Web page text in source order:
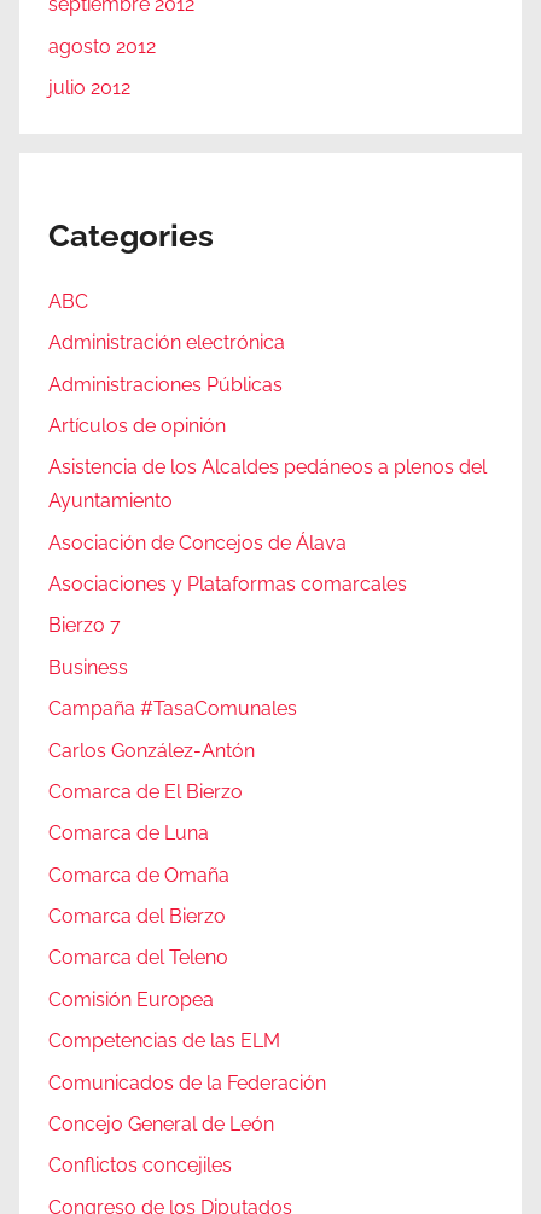
septiembre 2012
agosto 2012
julio 2012
Categories
ABC
Administración electrónica
Administraciones Públicas
Artículos de opinión
Asistencia de los Alcaldes pedáneos a plenos del
Ayuntamiento
Asociación de Concejos de Álava
Asociaciones y Plataformas comarcales
Bierzo 7
Business
Campaña #TasaComunales
Carlos González-Antón
Comarca de El Bierzo
Comarca de Luna
Comarca de Omaña
Comarca del Bierzo
Comarca del Teleno
Comisión Europea
Competencias de las ELM
Comunicados de la Federación
Concejo General de León
Conflictos concejiles
Congreso de los Diputados